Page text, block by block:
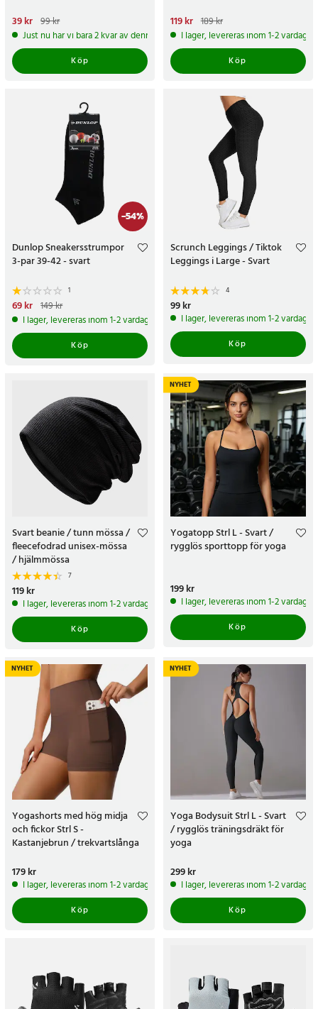
Nuvarande pris
pris:99 kr
39 kr 99 kr
Just nu har vi bara 2 kvar av denna produkt
Köp
Nuvarande pris
pris:189 kr
119 kr 189 kr
I lager, levereras inom 1-2 vardagar
Köp
-54%
Dunlop Sneakersstrumpor
3-par 39-42 - svart
1
Nuvarande pris
pris:149 kr
69 kr 149 kr
I lager, levereras inom 1-2 vardagar
Köp
Scrunch Leggings / Tiktok
Leggings i Large - Svart
4
Pris:
99 kr
I lager, levereras inom 1-2 vardagar
Köp
Svart beanie / tunn mössa /
fleecefodrad unisex-mössa
/ hjälmmössa
7
Pris:119 kr
119 kr
I lager, levereras inom 1-2 vardagar
Köp
NYHET
Yogatopp Strl L - Svart /
rygglös sporttopp för yoga
Pris:199 kr
199 kr
I lager, levereras inom 1-2 vardagar
Köp
NYHET
Yogashorts med hög midja
och fickor Strl S -
Kastanjebrun / trekvartslånga
Pris:179 kr
179 kr
I lager, levereras inom 1-2 vardagar
Köp
NYHET
Yoga Bodysuit Strl L - Svart
/ rygglös träningsdräkt för
yoga
Pris:299 kr
299 kr
I lager, levereras inom 1-2 vardagar
Köp